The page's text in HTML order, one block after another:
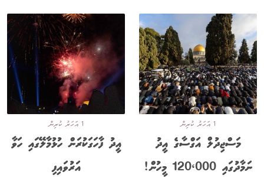
1 އަހަރު ކުރިން
މަސްޖިދުލް އަގްސާގެ އީދު
ނަމާދުގައި 120،000 މީހުން!
1 އަހަރު ކުރިން
އީދު ފާހަގަކުރަން ހުޅުމާލޭގައި ހަވާ
އަރުވައިފި